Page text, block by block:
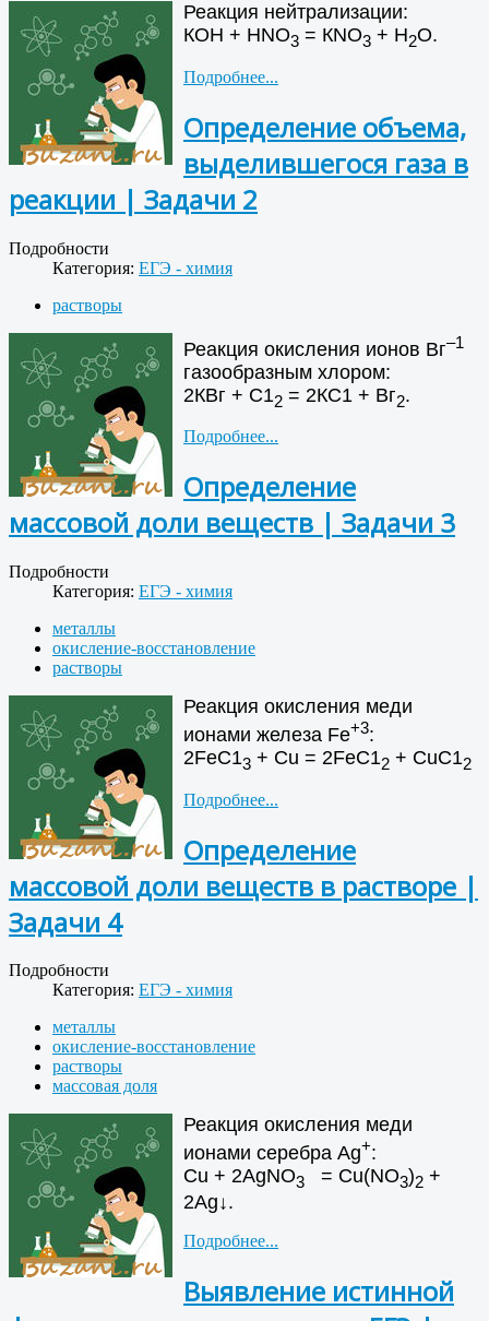
Реакция нейтрализации:
КОН + НNО3 = КNО3 + Н2О.
Подробнее...
Определение объема,
выделившегося газа в
реакции | Задачи 2
Подробности
Категория: ЕГЭ - химия
растворы
Реакция окисления ионов Вг–1
газообразным хлором:
2КВг + С12 = 2КС1 + Вг2.
Подробнее...
Определение
массовой доли веществ | Задачи 3
Подробности
Категория: ЕГЭ - химия
металлы
окисление-восстановление
растворы
Реакция окисления меди
ионами железа Fе+3:
2FеС13 + Сu = 2FеС12 + СuС12
Подробнее...
Определение
массовой доли веществ в растворе |
Задачи 4
Подробности
Категория: ЕГЭ - химия
металлы
окисление-восстановление
растворы
массовая доля
Реакция окисления меди
ионами серебра Ag+:
Сu + 2АgNО3 = Сu(NO3)2 +
2Аg↓.
Подробнее...
Выявление истинной